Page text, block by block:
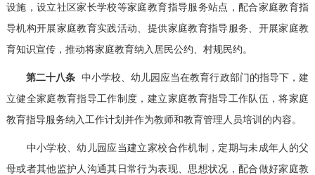
设施，设立社区家长学校等家庭教育指导服务站点，配合家庭教育指
导机构开展家庭教育实践活动、提供家庭教育指导服务、开展家庭教
育知识宣传，推动将家庭教育纳入居民公约、村规民约。
第二十八条 中小学校、幼儿园应当在教育行政部门的指导下，建
立健全家庭教育指导工作制度，建立家庭教育指导工作队伍，将家庭
教育指导服务纳入工作计划并作为教师和教育管理人员培训的内容。
中小学校、幼儿园应当建立家校合作机制，定期与未成年人的父
母或者其他监护人沟通其日常行为表现、思想状况，配合做好家庭教